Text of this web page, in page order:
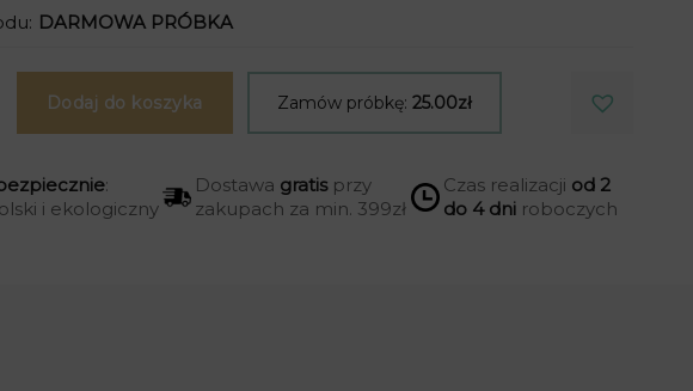
DARMOWA PRÓBKA
Dodaj do koszyka Zamów próbkę:25.00zł
:
i ekologiczny
Dostawa gratisprzy
zakupach za min. 399zł
Czas realizacji od 2
do 4 dni roboczych